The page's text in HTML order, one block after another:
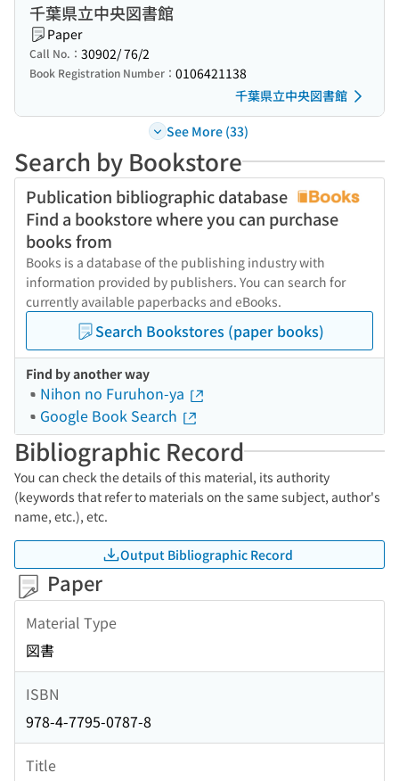
千葉県立中央図書館
Paper
Call No.： 30902/ 76/2
Book Registration Number： 0106421138
千葉県立中央図書館
See More (33)
Search by Bookstore
Publication bibliographic database
Find a bookstore where you can purchase
books from
Books is a database of the publishing industry with
information provided by publishers. You can search for
currently available paperbacks and eBooks.
Search Bookstores (paper books)
Find by another way
Nihon no Furuhon-ya
Google Book Search
Bibliographic Record
You can check the details of this material, its authority
(keywords that refer to materials on the same subject, author's
name, etc.), etc.
Output Bibliographic Record
Paper
Material Type
図書
ISBN
978-4-7795-0787-8
Title